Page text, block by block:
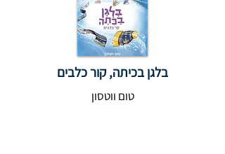
בלגן בכיתה, קור כלבים
טום ווטסון